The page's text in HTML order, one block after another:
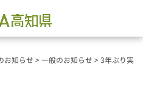
お知らせ > 一般のお知らせ > 3年ぶり実